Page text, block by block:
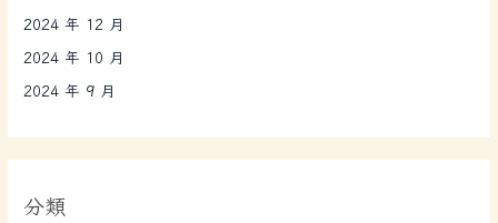
2024 年 12 月
2024 年 10 月
2024 年 9 月
分類